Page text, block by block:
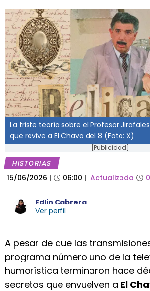
La triste teoría sobre el Profesor
que revive a El Chavo del 8 (Foto: X)
[Publicidad]
HISTORIAS
15/06/2026 | 06:00 | Actualizada
Edlin Cabrera
Ver perfil
A pesar de que las
programa número uno de la
humorística terminaron hace
secretos que envuelven a El